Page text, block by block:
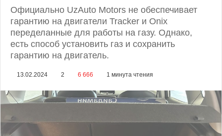
Официально UzAuto Motors не обеспечивает
гарантию на двигатели Tracker и Onix
переделанные для работы на газу. Однако,
есть способ установить газ и сохранить
гарантию на двигатель.
13.02.2024 2 6 666 1 минута чтения